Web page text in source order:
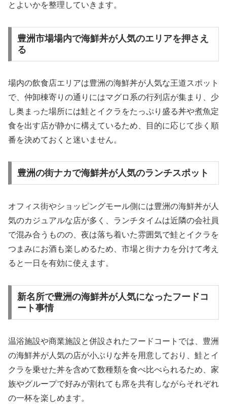
とよいかを整理していきます。
豊洲市場場内で海鮮丼が人気のエリアを押さえ
る
場内の飲食店エリアは豊洲の海鮮丼が人気な王道スポット
で、仲卸棟寄りの通りにはマグロ系の行列店が集まり、少
し奥まった場所には鮭とイクラをたっぷり盛る丼や煮魚定
食を出す店が静かに構えているため、目的に応じて歩く順
番を決めておくと迷いません。
豊洲の街ナカで海鮮丼が人気のランチスポット
オフィス街やショッピングモール側には豊洲の海鮮丼が人
気のカジュアルな店が多く、ランチタイムは近隣の会社員
で混み合うものの、夜は落ち着いた雰囲気で鮭とイクラを
つまみにお酒も楽しめるため、市場と街ナカを分けて考え
ると一日を有効に使えます。
新名所で豊洲の海鮮丼が人気になったフードコ
ート事情
温浴施設や商業施設と併設されたフードコートでは、豊洲
の海鮮丼が人気の店が小ぶりな丼を用意しており、鮭とイ
クラを乗せた丼を含めて数種類を食べ比べられるため、家
族やグループで好みが割れても席を共有しながらそれぞれ
の一杯を楽しめます。